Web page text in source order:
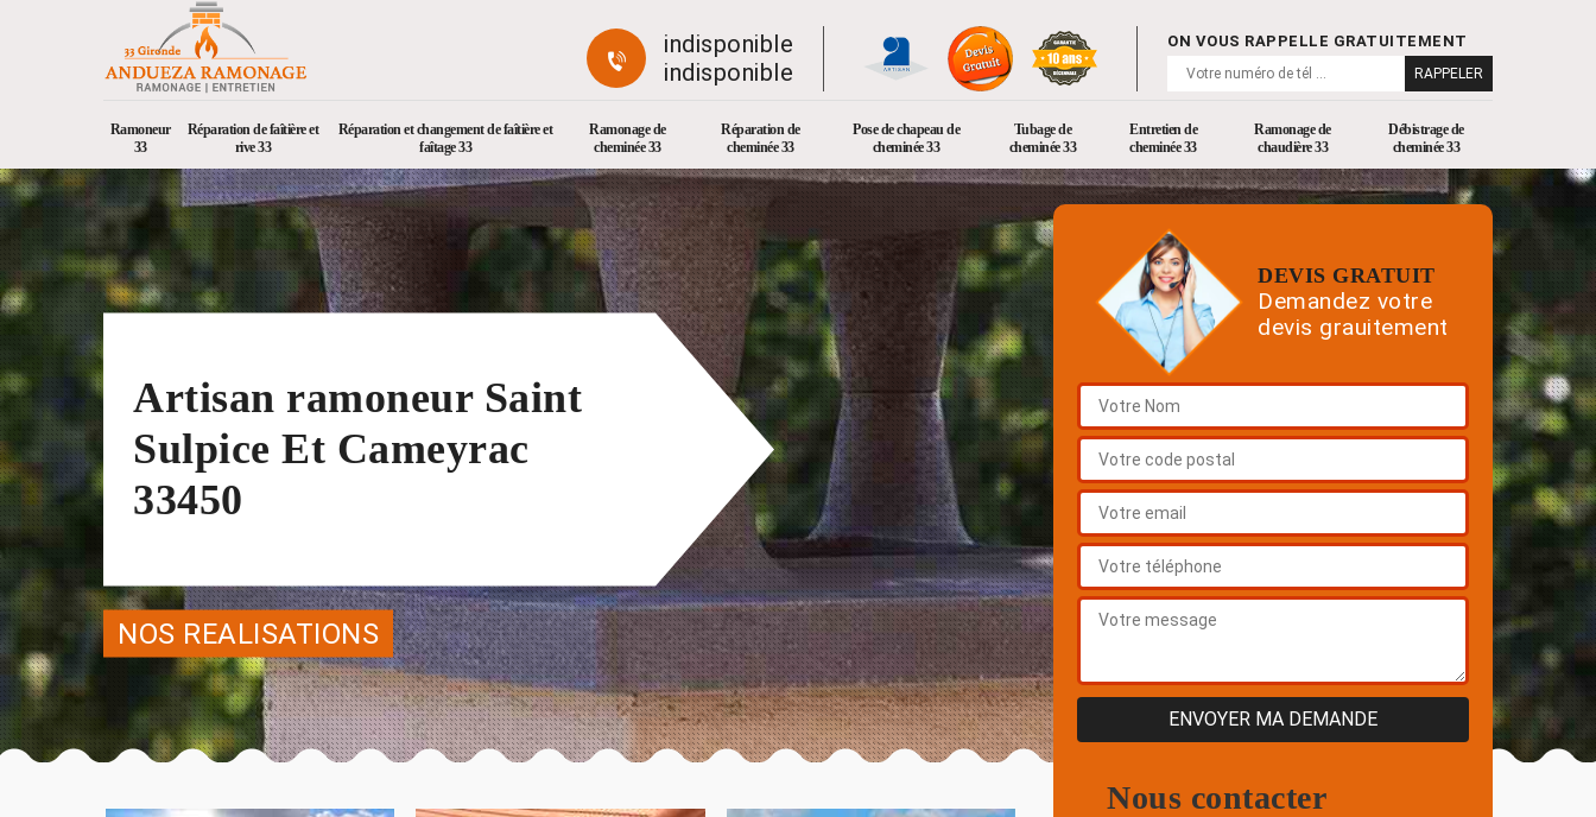
indisponible
indisponible
ON VOUS RAPPELLE GRATUITEMENT
Ramoneur
33
Réparation de faîtière et
rive 33
Réparation et changement de faîtière et
faîtage 33
Ramonage de
cheminée 33
Réparation de
cheminée 33
Pose de chapeau de
cheminée 33
Tubage de
cheminée 33
Entretien de
cheminée 33
Ramonage de
chaudière 33
Débistrage de
cheminée 33
Artisan ramoneur Saint
Sulpice Et Cameyrac
33450
NOS REALISATIONS
DEVIS GRATUIT
Demandez votre
devis grauitement
Nous contacter